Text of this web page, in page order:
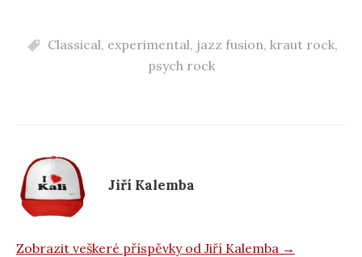
c
k
Classical, experimental, jazz fusion, kraut rock,
psych rock
Jiří Kalemba
Zobrazit veškeré příspěvky od Jiří Kalemba →